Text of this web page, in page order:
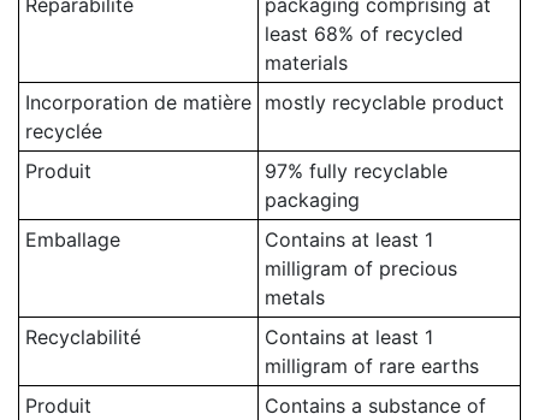
Réparabilité
packaging comprising at
least 68% of recycled
materials
Incorporation de matière
recyclée
mostly recyclable product
Produit
97% fully recyclable
packaging
Emballage
Contains at least 1
milligram of precious
metals
Recyclabilité
Contains at least 1
milligram of rare earths
Produit
Contains a substance of